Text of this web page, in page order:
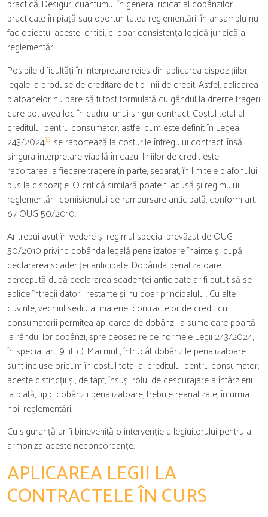
practică. Desigur, cuantumul în general ridicat al dobânzilor
practicate în piață sau oportunitatea reglementării în ansamblu nu
fac obiectul acestei critici, ci doar consistența logică juridică a
reglementării.
Posibile dificultăți în interpretare reies din aplicarea dispozițiilor
legale la produse de creditare de tip linii de credit. Astfel, aplicarea
plafoanelor nu pare să fi fost formulată cu gândul la diferite trageri
care pot avea loc în cadrul unui singur contract. Costul total al
creditului pentru consumator, astfel cum este definit în Legea
243/202412, se raportează la costurile întregului contract, însă
singura interpretare viabilă în cazul liniilor de credit este
raportarea la fiecare tragere în parte, separat, în limitele plafonului
pus la dispoziție. O critică similară poate fi adusă și regimului
reglementării comisionului de rambursare anticipată, conform art.
67 OUG 50/2010.
Ar trebui avut în vedere și regimul special prevăzut de OUG
50/2010 privind dobânda legală penalizatoare înainte și după
declararea scadenței anticipate. Dobânda penalizatoare
percepută după declararea scadenței anticipate ar fi putut să se
aplice întregii datorii restante și nu doar principalului. Cu alte
cuvinte, vechiul sediu al materiei contractelor de credit cu
consumatorii permitea aplicarea de dobânzi la sume care poartă
la rândul lor dobânzi, spre deosebire de normele Legii 243/2024,
în special art. 9 lit. c). Mai mult, întrucât dobânzile penalizatoare
sunt incluse oricum în costul total al creditului pentru consumator,
aceste distincții și, de fapt, însuși rolul de descurajare a întârzierii
la plată, tipic dobânzii penalizatoare, trebuie reanalizate, în urma
noii reglementări.
Cu siguranță ar fi binevenită o intervenție a legiuitorului pentru a
armoniza aceste neconcordanțe.
APLICAREA LEGII LA
CONTRACTELE ÎN CURS